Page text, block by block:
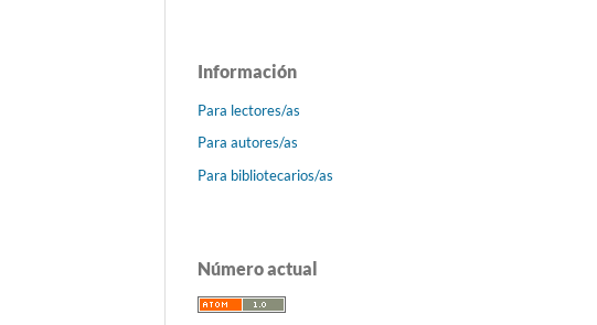
Información
Para lectores/as
Para autores/as
Para bibliotecarios/as
Número actual